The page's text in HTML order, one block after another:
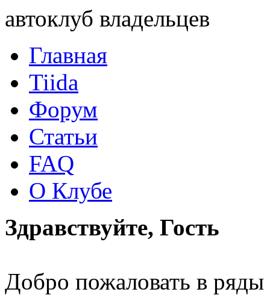
автоклуб владельцев
Главная
Tiida
Форум
Статьи
FAQ
О Клубе
Здравствуйте, Гость
Добро пожаловать в ряды